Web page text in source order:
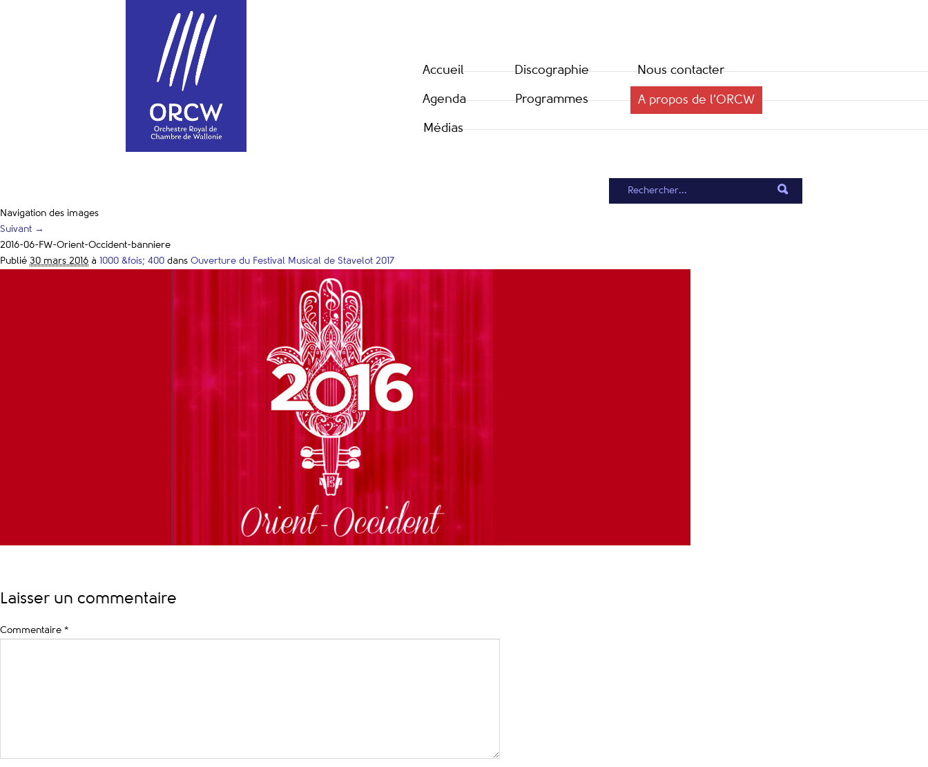
Accueil
Agenda
Médias
Discographie
Programmes
Nous contacter
A propos de l’ORCW
Navigation des images
Suivant →
2016-06-FW-Orient-Occident-banniere
Publié 30 mars 2016 à 1000 &fois; 400 dans Ouverture du Festival Musical de Stavelot 2017
Laisser un commentaire
Commentaire *